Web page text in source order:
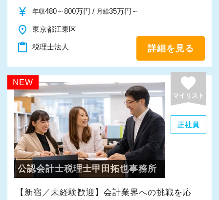
平日に進学している社員も在席中です。
まった休暇を取ることができ、試験の合格へ向
けて定期的な研修を実施しています。
目標の資格取得を達成できた社員には、祝い金
や資格手当を支給したりもしています。
【一緒にスキルを身に着けませんか？】
この仕事の一番の特徴は、
やればやるほど自分のスキルになることです。
最初はサポート業務からですが、
経験を積むことで、顧問先を担当するようにな
ります。
【働き方って？】
残業は月15～20時間程度
無理なく働きながら、
しっかりスキルを身につけていける環境です。
currency_yen 年収480～800万円 / 月給35万円～
place 東京都江東区
content_paste 税理士法人 詳細を見る
NEW favorite
マイリスト
正社員
公認会計士税理士甲田拓也事務所
【新宿／未経験歓迎】会計業界への挑戦を応